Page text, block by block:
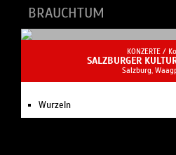
BRAUCHTUM
KONZERTE /
SALZBURGER
Salzburg,
Wurzeln